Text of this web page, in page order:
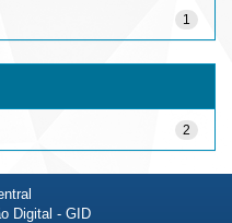
1
2
Digital - GID